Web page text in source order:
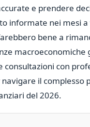
e prendere
informate nei mesi a
bene a
macroeconomiche
consultazioni con
il complesso
del 2026.